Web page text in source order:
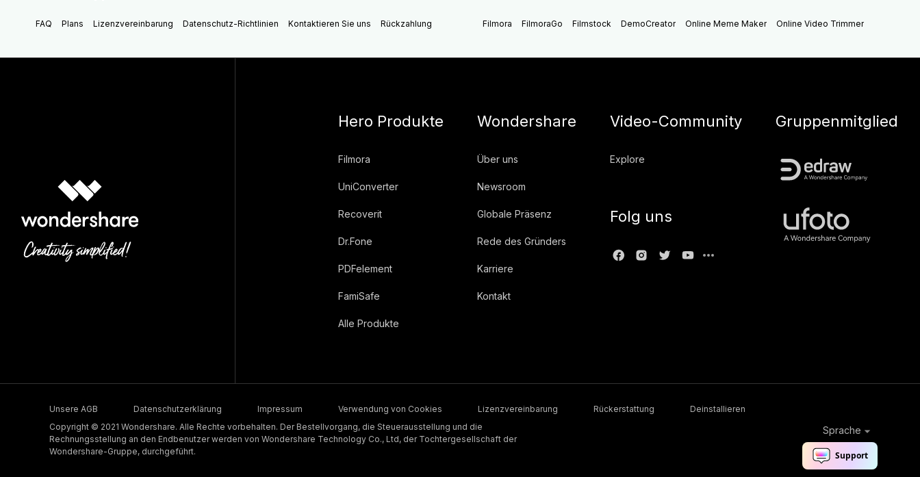
FAQ Plans Lizenzvereinbarung Datenschutz-Richtlinien Kontaktieren Sie uns Rückzahlung Filmora FilmoraGo Filmstock DemoCreator Online Meme Maker Online Video Trimmer
Hero Produkte
Filmora
UniConverter
Recoverit
Dr.Fone
PDFelement
FamiSafe
Alle Produkte
Wondershare
Über uns
Newsroom
Globale Präsenz
Rede des Gründers
Karriere
Kontakt
Video-Community
Explore
Folg uns
Gruppenmitglied
Unsere AGB Datenschutzerklärung Impressum Verwendung von Cookies Lizenzvereinbarung Rückerstattung
Deinstallieren
Copyright © 2021 Wondershare. Alle Rechte vorbehalten. Der Bestellvorgang, die Steuerausstellung und die
Rechnungsstellung an den Endbenutzer werden von Wondershare Technology Co., Ltd, der Tochtergesellschaft der
Wondershare-Gruppe, durchgeführt.
Sprache